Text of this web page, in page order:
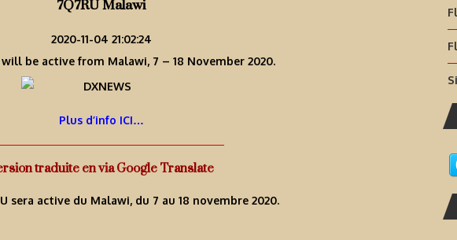
2020-11-04 21:02:24
will be active from Malawi, 7 – 18 November 2020.
Plus d’info ICI…
traduite en via Google Translate
sera active du Malawi, du 7 au 18 novembre 2020.